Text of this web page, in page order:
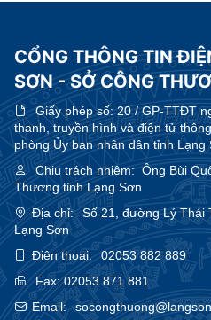
CỔNG THÔNG TIN
SƠN - SỞ CÔNG
Giấy phép số:20 / GP-TTĐT
thanh, truyền hình và điện tử
phòng Ủy ban nhân dân tỉnh Lạng
Chịu trách nhiệm:Ông Bùi
Thương tỉnh Lạng Sơn
Địa chỉ:
Số 21, đường Lý Thái
Lạng Sơn
Điện thoại:
02053 882 889
Fax:02053 871 881
Email: